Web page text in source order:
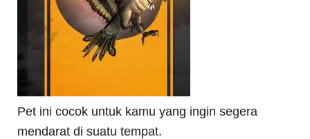
Pet ini cocok untuk kamu yang ingin segera
mendarat di suatu tempat.